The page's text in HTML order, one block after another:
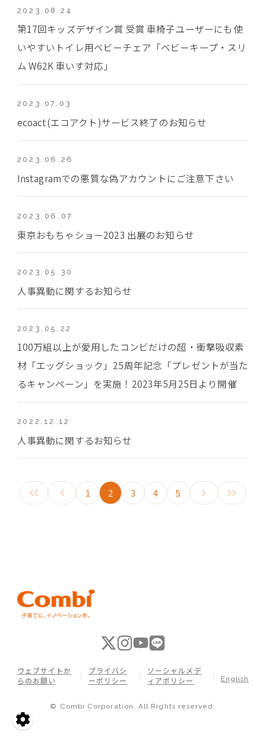
2023.08.24
第17回キッズデザイン賞 受賞 車椅子ユーザーにも使
いやすいトイレ用ベビーチェア「ベビーキープ・スリ
ム W62K 車いす対応」
2023.07.03
ecoact(エコアクト)サービス終了のお知らせ
2023.06.26
Instagramでの悪質な偽アカウントにご注意下さい
2023.06.07
東京おもちゃショー2023 出展のお知らせ
2023.05.30
人事異動に関するお知らせ
2023.05.22
100万組以上が愛用したコンビだけの超・衝撃吸収素
材「エッグショック」25周年記念「プレゼントが当た
るキャンペーン」を実施！2023年5月25日より開催
2022.12.12
人事異動に関するお知らせ
1 2 3 4 5
© Combi Corporation. All Rights reserved.
ウェブサイトか
らのお願い
プライバシ
ーポリシー
ソーシャルメデ
ィアポリシー
English